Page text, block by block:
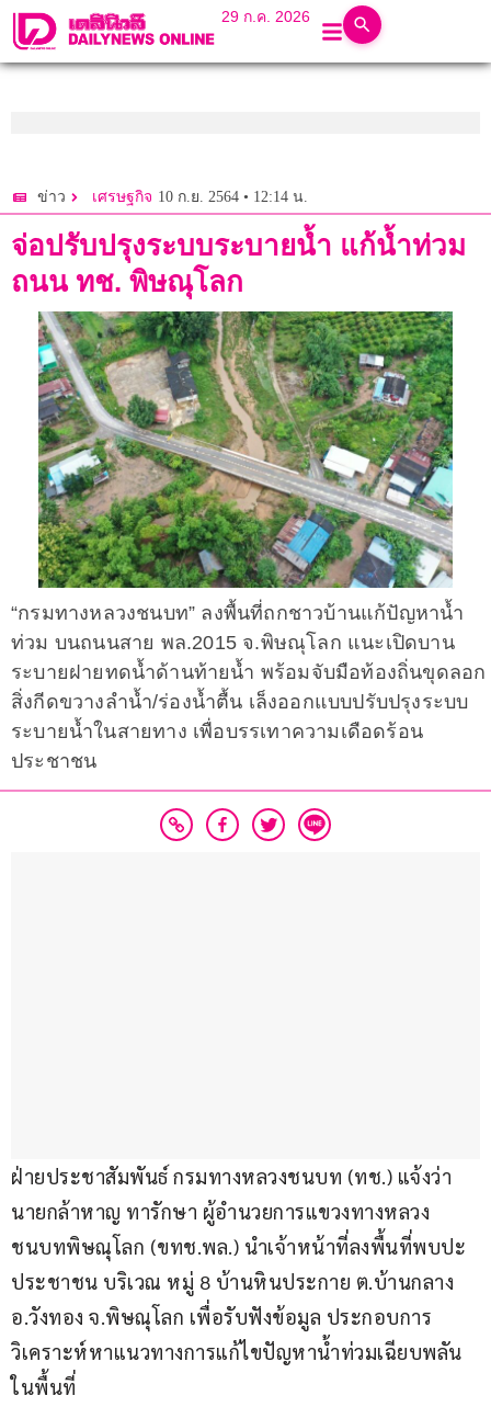
29 ก.ค. 2026
ข่าว เศรษฐกิจ 10 ก.ย. 2564 • 12:14 น.
จ่อปรับปรุงระบบระบายน้ำ แก้น้ำท่วม
ถนน ทช. พิษณุโลก
“กรมทางหลวงชนบท” ลงพื้นที่ถกชาวบ้านแก้ปัญหาน้ำ
ท่วม บนถนนสาย พล.2015 จ.พิษณุโลก แนะเปิดบาน
ระบายฝายทดน้ำด้านท้ายน้ำ พร้อมจับมือท้องถิ่นขุดลอก
สิ่งกีดขวางลำน้ำ/ร่องน้ำตื้น เล็งออกแบบปรับปรุงระบบ
ระบายน้ำในสายทาง เพื่อบรรเทาความเดือดร้อน
ประชาชน
ฝ่ายประชาสัมพันธ์ กรมทางหลวงชนบท (ทช.) แจ้งว่า
นายกล้าหาญ ทารักษา ผู้อำนวยการแขวงทางหลวง
ชนบทพิษณุโลก (ขทช.พล.) นำเจ้าหน้าที่ลงพื้นที่พบปะ
ประชาชน บริเวณ หมู่ 8 บ้านหินประกาย ต.บ้านกลาง
อ.วังทอง จ.พิษณุโลก เพื่อรับฟังข้อมูล ประกอบการ
วิเคราะห์หาแนวทางการแก้ไขปัญหาน้ำท่วมเฉียบพลัน
ในพื้นที่